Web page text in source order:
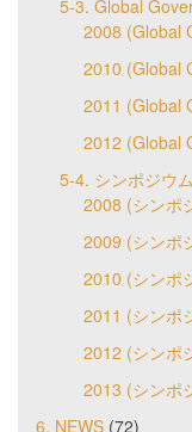
5-3. Global
2008 (Global
2010 (Global
2011 (Global
2012 (Global
5-4. シンポジウム
2008 (シンポ
2009 (シンポ
2010 (シンポ
2011 (シンポ
2012 (シンポ
2013 (シンポ
6. NEWS (72)